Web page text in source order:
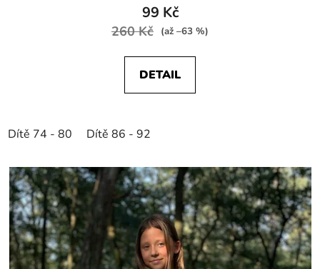
99 Kč
260 Kč (až –63 %)
DETAIL
Dítě 74 - 80 Dítě 86 - 92